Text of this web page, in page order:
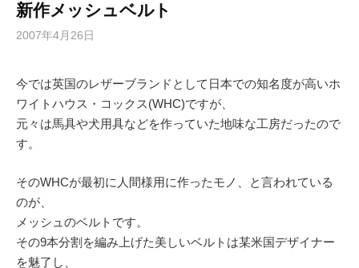
新作メッシュベルト
2007年4月26日
今では英国のレザーブランドとして日本での知名度が高いホ
ワイトハウス・コックス(WHC)ですが、
元々は馬具や犬用具などを作っていた地味な工房だったので
す。
そのWHCが最初に人間様用に作ったモノ、と言われている
のが、
メッシュのベルトです。
その9本分割を編み上げた美しいベルトは某米国デザイナー
を魅了し、